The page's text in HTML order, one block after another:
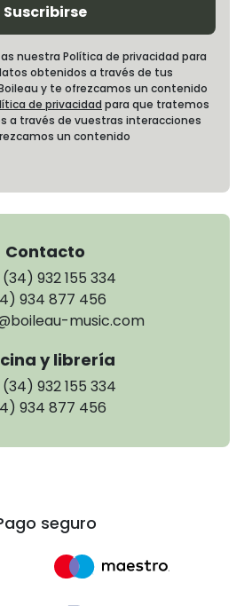
Suscribirse
nuestra Política de privacidad para
obtenidos a través de tus
y te ofrezcamos un contenido
de privacidad para que tratemos
a través de vuestras interacciones
un contenido
Contacto
(34) 932 155 334
934 877 456
music.com
y librería
(34) 932 155 334
934 877 456
seguro